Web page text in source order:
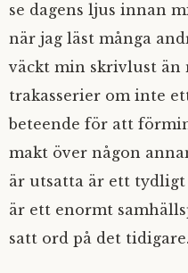
se dagens ljus innan
när jag läst många
väckt min skrivlust än
trakasserier om inte
beteende för att
makt över någon
är utsatta är ett tydligt
är ett enormt
satt ord på det tidigare.